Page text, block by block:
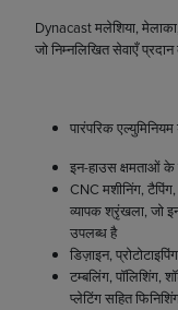
Dynacast मलेशिया,
जो निम्नलिखित सेवाएँ
पारंपरिक
इन-हाउस क्षमताओं के
CNC मशीनिंग,
व्यापक श्रृंखला, जो
उपलब्ध है
डिज़ाइन,
टम्बलिंग, पॉलिशिंग,
प्लेटिंग सहित